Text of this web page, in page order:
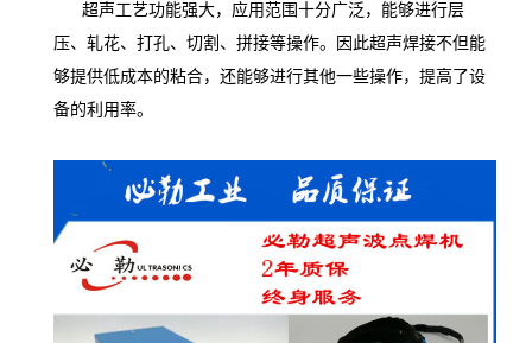
超声工艺功能强大，应用范围十分广泛，能够进行层
压、轧花、打孔、切割、拼接等操作。因此超声焊接不但能
够提供低成本的粘合，还能够进行其他一些操作，提高了设
备的利用率。